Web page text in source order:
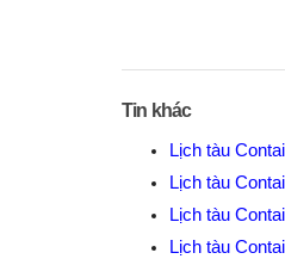
Tin khác
Lịch tàu
Lịch tàu
Lịch tàu
Lịch tàu